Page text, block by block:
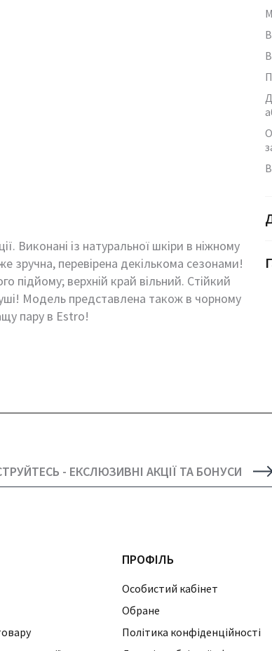
Виконані із натуральної шкіри в ніжному
зручна, перевірена декількома сезонами!
підйому; верхній край вільний. Стійкий
Модель представлена також в чорному
пару в Estro!
- ЕКСЛЮЗИВНІ АКЦІЇ ТА БОНУСИ
ПРОФІЛЬ
Особистий кабінет
Обране
Політика конфіденційності